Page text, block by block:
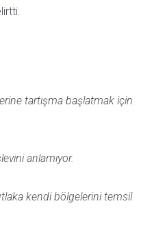
tartışma başlatmak için
anlamıyor.
kendi bölgelerini temsil